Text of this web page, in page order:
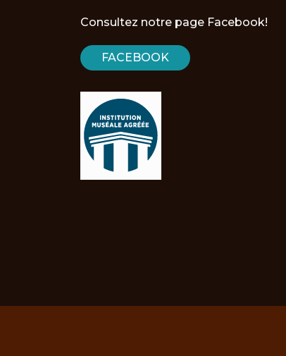
Consultez notre page Facebook!
FACEBOOK